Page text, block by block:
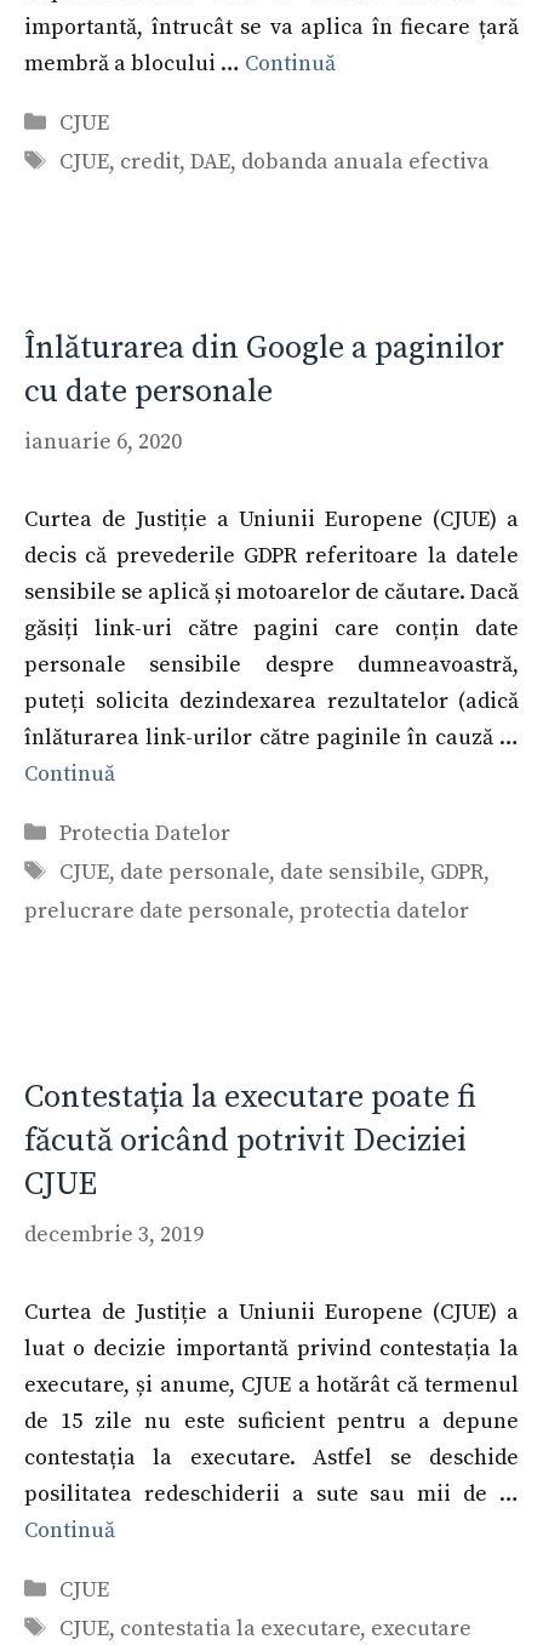
importantă, întrucât se va aplica în fiecare țară
membră a blocului … Continuă
Categorii
CJUE
Etichete
CJUE, credit, DAE, dobanda anuala efectiva
Înlăturarea din Google a paginilor
cu date personale
ianuarie 6, 2020
Curtea de Justiție a Uniunii Europene (CJUE) a
decis că prevederile GDPR referitoare la datele
sensibile se aplică și motoarelor de căutare. Dacă
găsiți link-uri către pagini care conțin date
personale sensibile despre dumneavoastră,
puteți solicita dezindexarea rezultatelor (adică
înlăturarea link-urilor către paginile în cauză …
Continuă
Categorii
Protectia Datelor
Etichete
CJUE, date personale, date sensibile, GDPR,
prelucrare date personale, protectia datelor
Contestația la executare poate fi
făcută oricând potrivit Deciziei
CJUE
decembrie 3, 2019
Curtea de Justiție a Uniunii Europene (CJUE) a
luat o decizie importantă privind contestația la
executare, și anume, CJUE a hotărât că termenul
de 15 zile nu este suficient pentru a depune
contestația la executare. Astfel se deschide
posilitatea redeschiderii a sute sau mii de …
Continuă
Categorii
CJUE
Etichete
CJUE, contestatia la executare, executare